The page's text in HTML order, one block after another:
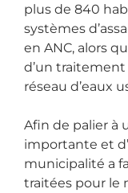
plus de 840
systèmes
en ANC, alors
d’un
réseau d’eaux
Afin de palier à
importante et
municipalité a
traitées pour le